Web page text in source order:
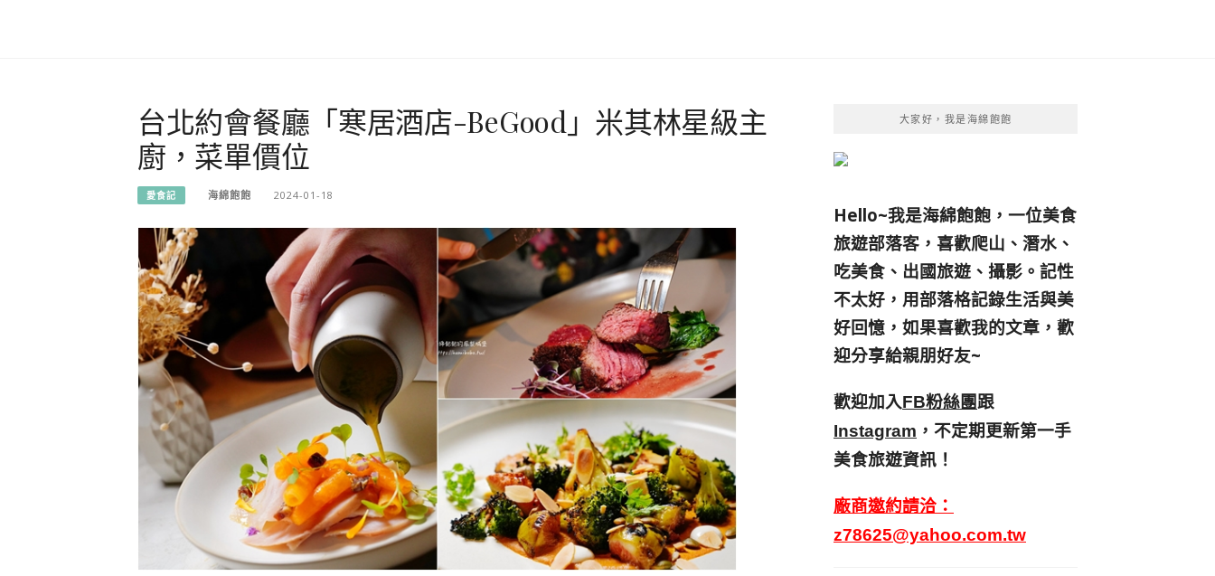
台北約會餐廳「寒居酒店-BeGood」米其林星級主
廚，菜單價位
愛食記 海綿飽飽 2024-01-18
大家好，我是海綿飽飽
Hello~我是海綿飽飽，一位美食
旅遊部落客， 喜歡爬山、潛水、
吃美食、出國旅遊、攝影。 記性
不太好，用部落格記錄生活與美
好回憶， 如果喜歡我的文章，歡
迎分享給親朋好友~
歡迎加入FB粉絲團跟
Instagram ，不定期更新第一手
美食旅遊資訊！
廠商邀約請洽：
z78625@yahoo.com.tw